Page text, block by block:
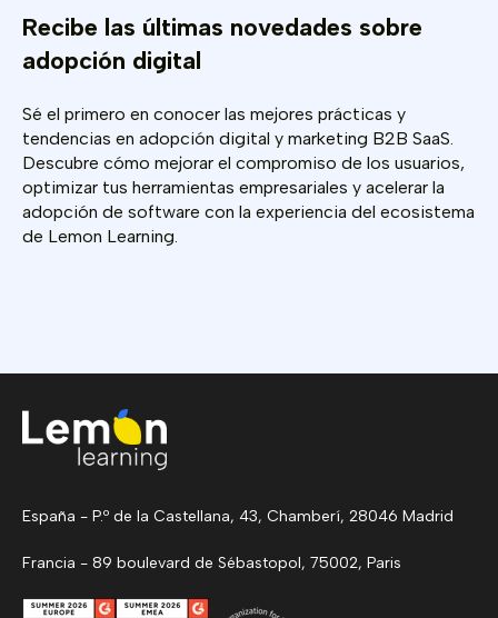
Recibe las últimas novedades sobre
adopción digital
Sé el primero en conocer las mejores prácticas y
tendencias en adopción digital y marketing B2B SaaS.
Descubre cómo mejorar el compromiso de los usuarios,
optimizar tus herramientas empresariales y acelerar la
adopción de software con la experiencia del ecosistema
de Lemon Learning.
España - P.º de la Castellana, 43, Chamberí, 28046 Madrid
Francia - 89 boulevard de Sébastopol, 75002, Paris